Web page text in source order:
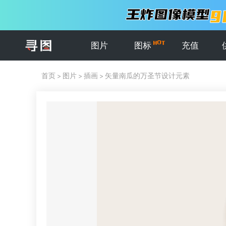
图片 图标 充值
首页 > 图片 > 插画 > 矢量南瓜的万圣节设计元素